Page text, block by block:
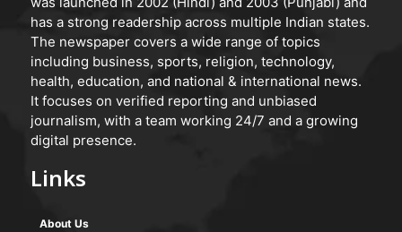
has a strong readership across multiple Indian states.
The newspaper covers a wide range of topics
including business, sports, religion, technology,
health, education, and national & international news.
It focuses on verified reporting and unbiased
journalism, with a team working 24/7 and a growing
digital presence.
Links
About Us